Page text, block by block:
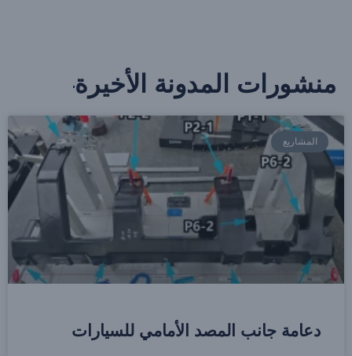
منشورات المدونة الأخيرة
المشاريع
دعامة جانب المصد الأمامي للسيارات